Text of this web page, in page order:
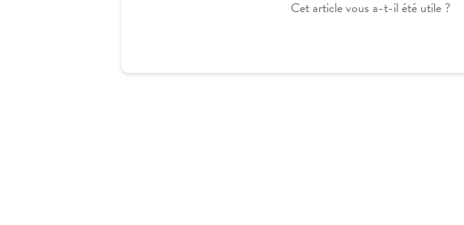
Cet article vous a-t-il été utile ?